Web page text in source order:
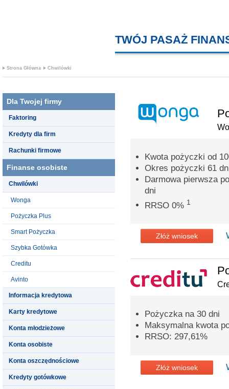
TWÓJ PASAŻ
Strona Główna Chwilówki
Dla Twojej firmy
Faktoring
Kredyty dla firm
Rachunki firmowe
Finanse osobiste
Chwilówki
Wonga
Pożyczka Plus
Smart Pożyczka
Szybka Gotówka
Creditu
Avinto
Informacja kredytowa
Karty kredytowe
Konta młodzieżowe
Konta osobiste
Konta oszczędnościowe
Kredyty gotówkowe
Kwota pożyczki od
Okres pożyczki 61
Darmowa pierwsza
dni
RRSO 0% 1
Złóż wniosek
Pożyczka na 30 dni
Maksymalna kwota
RRSO: 297,61%
Złóż wniosek